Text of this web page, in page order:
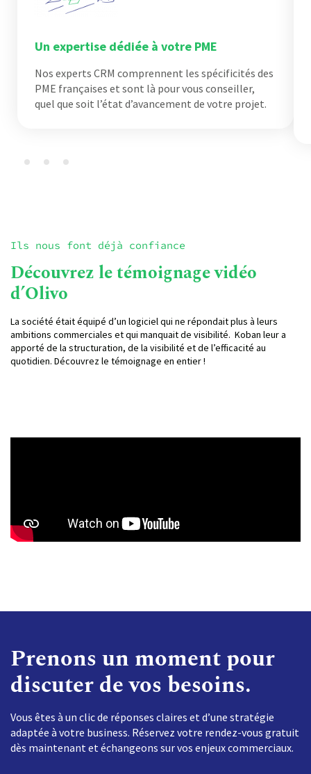
Un expertise dédiée à votre PME
Nos experts CRM comprennent les spécificités des
PME françaises et sont là pour vous conseiller,
quel que soit l’état d’avancement de votre projet.
Ils nous font déjà confiance
Découvrez le témoignage vidéo
d’Olivo
La société était équipé d’un logiciel qui ne répondait plus à leurs
ambitions commerciales et qui manquait de visibilité. Koban leur a
apporté de la structuration, de la visibilité et de l’efficacité au
quotidien. Découvrez le témoignage en entier !
Prenons un moment pour
discuter de vos besoins.
Vous êtes à un clic de réponses claires et d’une stratégie
adaptée à votre business. Réservez votre rendez-vous gratuit
dès maintenant et échangeons sur vos enjeux commerciaux.